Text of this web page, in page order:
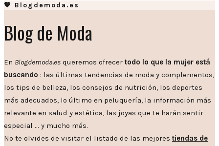
🧡 Blogdemoda.es
Blog de Moda
En Blogdemoda.es queremos ofrecer todo lo que la mujer está
buscando : las últimas tendencias de moda y complementos,
los tips de belleza, los consejos de nutrición, los deportes
más adecuados, lo último en peluquería, la información más
relevante en salud y estética, las joyas que te harán sentir
especial … y mucho más.
No te olvides de visitar el listado de las mejores tiendas de